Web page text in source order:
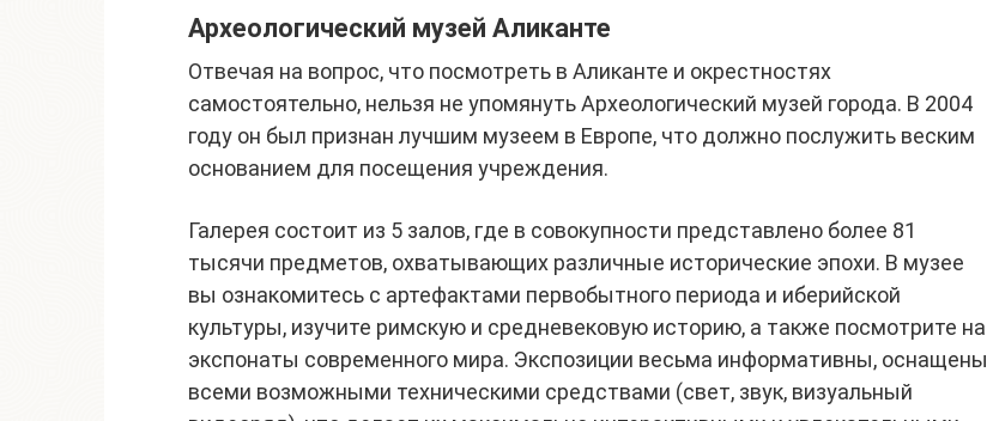
Археологический музей Аликанте
Отвечая на вопрос, что посмотреть в Аликанте и окрестностях
самостоятельно, нельзя не упомянуть Археологический музей города. В 2004
году он был признан лучшим музеем в Европе, что должно послужить веским
основанием для посещения учреждения.
Галерея состоит из 5 залов, где в совокупности представлено более 81
тысячи предметов, охватывающих различные исторические эпохи. В музее
вы ознакомитесь с артефактами первобытного периода и иберийской
культуры, изучите римскую и средневековую историю, а также посмотрите на
экспонаты современного мира. Экспозиции весьма информативны, оснащены
всеми возможными техническими средствами (свет, звук, визуальный